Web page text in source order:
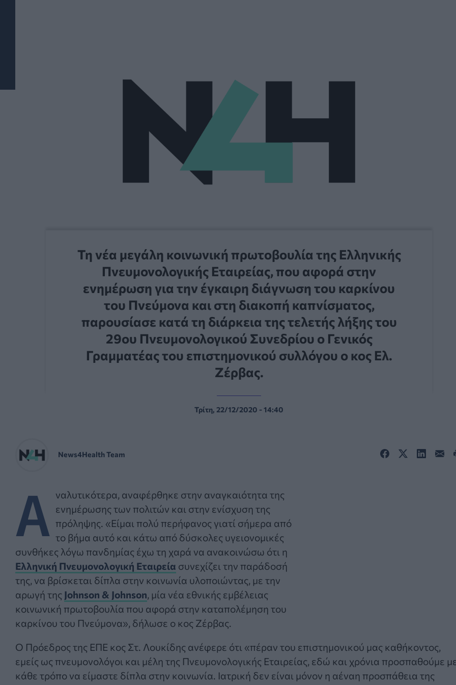
Τη νέα μεγάλη κοινωνική πρωτοβουλία της Ελληνικής
Πνευμονολογικής Εταιρείας, που αφορά στην
ενημέρωση για την έγκαιρη διάγνωση του καρκίνου
του Πνεύμονα και στη διακοπή καπνίσματος,
παρουσίασε κατά τη διάρκεια της τελετής λήξης του
29ου Πνευμονολογικού Συνεδρίου ο Γενικός
Γραμματέας του επιστημονικού συλλόγου ο κος Ελ.
Ζέρβας.
Τρίτη, 22/12/2020 - 14:40
News4Health Team
Α ναλυτικότερα, αναφέρθηκε στην αναγκαιότητα της
ενημέρωσης των πολιτών και στην ενίσχυση της
πρόληψης. «Είμαι πολύ περήφανος γιατί σήμερα από
το βήμα αυτό και κάτω από δύσκολες υγειονομικές
συνθήκες λόγω πανδημίας έχω τη χαρά να ανακοινώσω ότι η
Ελληνική Πνευμονολογική Εταιρεία συνεχίζει την παράδοσή
της, να βρίσκεται δίπλα στην κοινωνία υλοποιώντας, με την
αρωγή της Johnson & Johnson, μία νέα εθνικής εμβέλειας
κοινωνική πρωτοβουλία που αφορά στην καταπολέμηση του
καρκίνου του Πνεύμονα», δήλωσε ο κος Ζέρβας.
Ο Πρόεδρος της ΕΠΕ κος Στ. Λουκίδης ανέφερε ότι «πέραν του επιστημονικού μας καθήκοντος,
εμείς ως πνευμονολόγοι και μέλη της Πνευμονολογικής Εταιρείας, εδώ και χρόνια προσπαθούμε
κάθε τρόπο να είμαστε δίπλα στην κοινωνία. Ιατρική δεν είναι μόνον η αέναη προσπάθεια της